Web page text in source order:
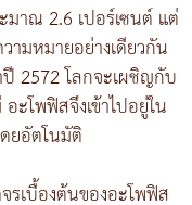
าณ 2.6 เปอร์เซนต์ แต่
ามหมายอย่างเดียวกัน
2572 โลกจะเผชิญกับ
ะโพฟิสจึงเข้าไปอยู่ใน
ยอัตโนมัติ
รเบื้องต้นของอะโพฟิส